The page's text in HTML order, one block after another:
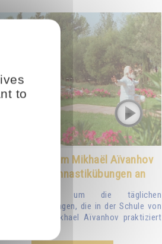
Omraam Mikhaël Aïvanhov
leitet die Gymnastikübungen an
rund um die täglichen
Übungen, die in der Schule von
Omraam Mikhael Aïvanhov praktiziert
to